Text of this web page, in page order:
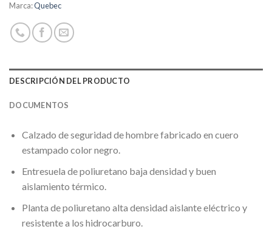
Marca:Quebec
DESCRIPCIÓN DEL PRODUCTO
DOCUMENTOS
Calzado de seguridad de hombre fabricado en cuero
estampado color negro.
Entresuela de poliuretano baja densidad y buen
aislamiento térmico.
Planta de poliuretano alta densidad aislante eléctrico y
resistente a los hidrocarburo.